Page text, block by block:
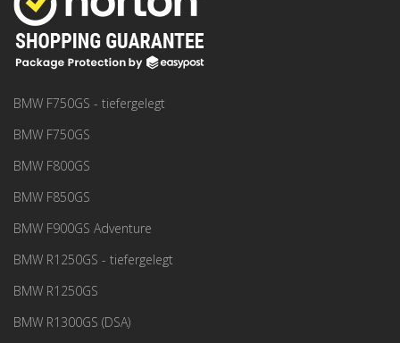
BMW F750GS - tiefergelegt
BMW F750GS
BMW F800GS
BMW F850GS
BMW F900GS Adventure
BMW R1250GS - tiefergelegt
BMW R1250GS
BMW R1300GS (DSA)